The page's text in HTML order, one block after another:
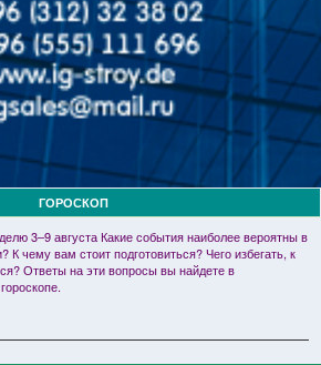
ГОРОСКОП
3–9 августа Какие события наиболее вероятны в
К чему вам стоит подготовиться? Чего избегать, к
Ответы на эти вопросы вы найдете в